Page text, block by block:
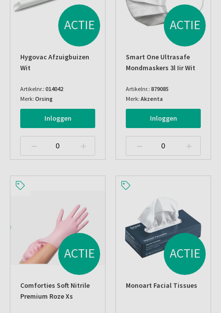
ACTIE
Hygovac Afzuigbuizen
Wit
Artikelnr.: 014042
Merk: Orsing
Inloggen
ACTIE
Smart One Ultrasafe
Mondmaskers 3l Iir Wit
Artikelnr.: 879085
Merk: Akzenta
Inloggen
ACTIE
Comforties Soft Nitrile
Premium Roze Xs
ACTIE
Monoart Facial Tissues